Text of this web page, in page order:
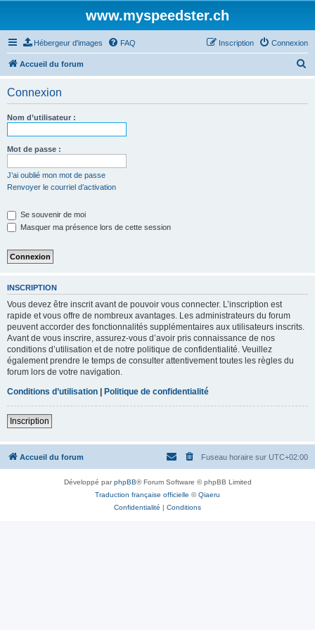
www.myspeedster.ch
Hébergeur d'images FAQ Connexion
Inscription
Accueil du forum
Connexion
Nom d’utilisateur :
Mot de passe :
J’ai oublié mon mot de passe
Renvoyer le courriel d’activation
Se souvenir de moi
Masquer ma présence lors de cette session
INSCRIPTION
Vous devez être inscrit avant de pouvoir vous connecter. L’inscription est
rapide et vous offre de nombreux avantages. Les administrateurs du forum
peuvent accorder des fonctionnalités supplémentaires aux utilisateurs inscrits.
Avant de vous inscrire, assurez-vous d’avoir pris connaissance de nos
conditions d’utilisation et de notre politique de confidentialité. Veuillez
également prendre le temps de consulter attentivement toutes les règles du
forum lors de votre navigation.
Conditions d’utilisation | Politique de confidentialité
Inscription
Accueil du forum Fuseau horaire sur UTC+02:00
Développé parphpBB® Forum Software © phpBB Limited
Traduction française officielle ©Qiaeru
Confidentialité | Conditions